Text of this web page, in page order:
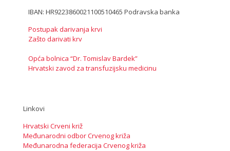
IBAN: HR9223860021100510465 Podravska banka
Postupak darivanja krvi
Zašto darivati krv
Opća bolnica “Dr. Tomislav Bardek”
Hrvatski zavod za transfuzijsku medicinu
Linkovi
Hrvatski Crveni križ
Međunarodni odbor Crvenog križa
Međunarodna federacija Crvenog križa